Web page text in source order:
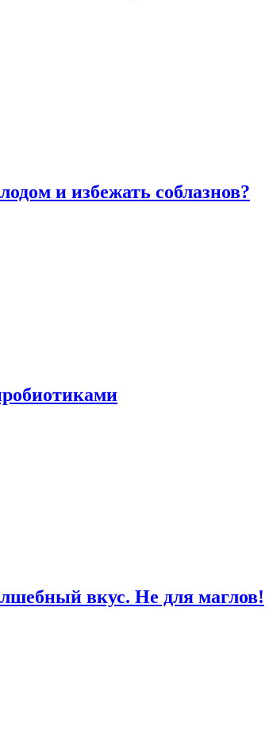
и избежать соблазнов?
вкус. Не для маглов!